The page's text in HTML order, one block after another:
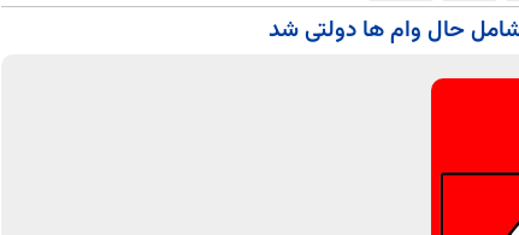
حال وام ها دولتی شد